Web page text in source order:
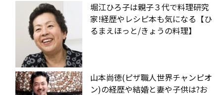
堀江ひろ子は親子３代で料理研究
家!経歴やレシピ本も気になる【ひ
るまえほっと/きょうの料理】
山本尚徳(ピザ職人世界チャンピオ
ン)の経歴や結婚と妻や子供は?お